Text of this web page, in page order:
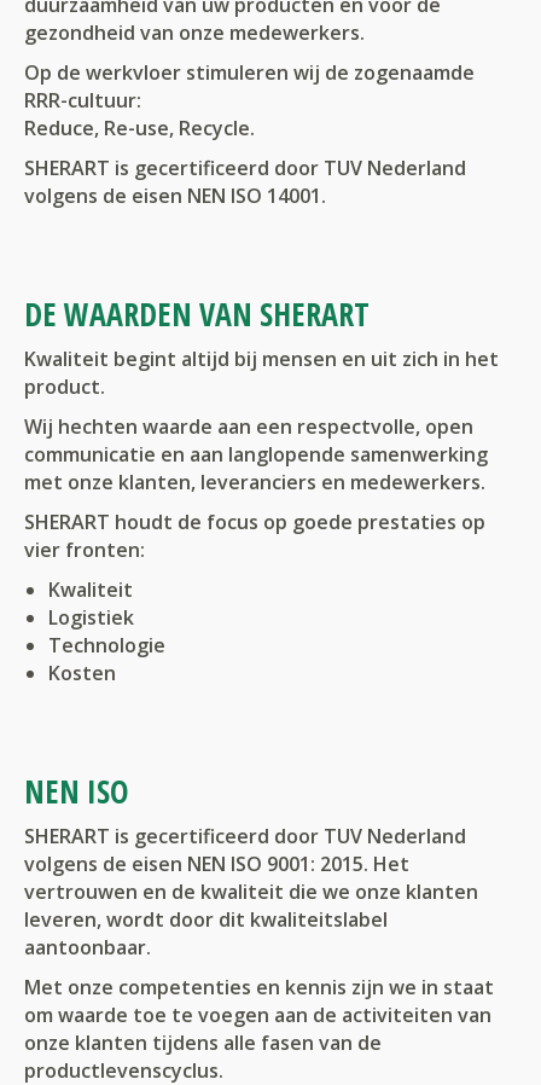
gezondheid van onze medewerkers.
Op de werkvloer stimuleren wij de zogenaamde
RRR-cultuur:
Reduce, Re-use, Recycle.
SHERART is gecertificeerd door TUV Nederland
volgens de eisen NEN ISO 14001.
DE WAARDEN VAN SHERART
Kwaliteit begint altijd bij mensen en uit zich in het
product.
Wij hechten waarde aan een respectvolle, open
communicatie en aan langlopende samenwerking
met onze klanten, leveranciers en medewerkers.
SHERART houdt de focus op goede prestaties op
vier fronten:
Kwaliteit
Logistiek
Technologie
Kosten
NEN ISO
SHERART is gecertificeerd door TUV Nederland
volgens de eisen NEN ISO 9001: 2015. Het
vertrouwen en de kwaliteit die we onze klanten
leveren, wordt door dit kwaliteitslabel
aantoonbaar.
Met onze competenties en kennis zijn we in staat
om waarde toe te voegen aan de activiteiten van
onze klanten tijdens alle fasen van de
productlevenscyclus.